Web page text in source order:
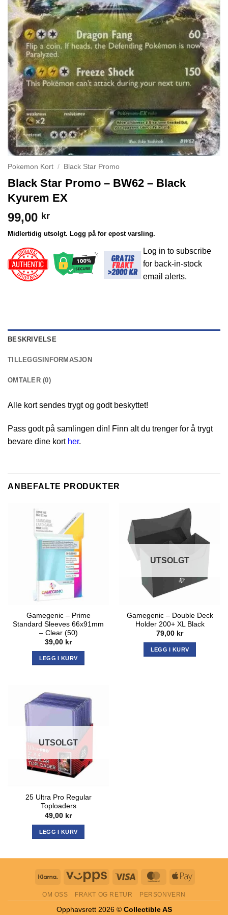
Pokemon Kort / Black Star Promo
Black Star Promo – BW62 – Black
Kyurem EX
99,00 kr
Midlertidig utsolgt. Logg på for epost varsling.
Log in to subscribe
for back-in-stock
email alerts.
BESKRIVELSE
TILLEGGSINFORMASJON
OMTALER (0)
Alle kort sendes trygt og godt beskyttet!
Pass godt på samlingen din! Finn alt du trenger for å trygt
bevare dine kort her.
ANBEFALTE PRODUKTER
Gamegenic – Prime
Standard Sleeves 66x91mm
– Clear (50)
39,00 kr
LEGG I KURV
UTSOLGT
Gamegenic – Double Deck
Holder 200+ XL Black
79,00 kr
LEGG I KURV
UTSOLGT
25 Ultra Pro Regular
Toploaders
49,00 kr
LEGG I KURV
Klarna Vipps Visa MasterCardApple
OM OSS FRAKT OG RETUR PERSONVERN
Opphavsrett 2026 © Collectible AS